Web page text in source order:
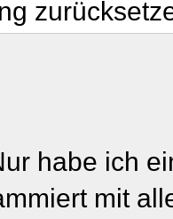
habe ich
mit